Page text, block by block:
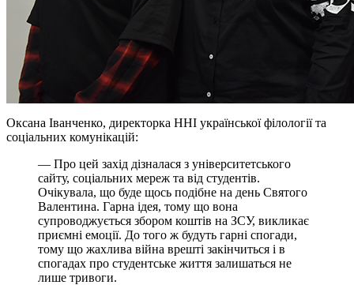
Оксана Іванченко, директорка ННІ української філології та
соціальних комунікацій:
— Про цей захід дізналася з університетського
сайту, соціальних мереж та від студентів.
Очікувала, що буде щось подібне на день Святого
Валентина. Гарна ідея, тому що вона
супроводжується збором коштів на ЗСУ, викликає
приємні емоції. До того ж будуть гарні спогади,
тому що жахлива війна врешті закінчиться і в
спогадах про студентське життя залишаться не
лише тривоги.